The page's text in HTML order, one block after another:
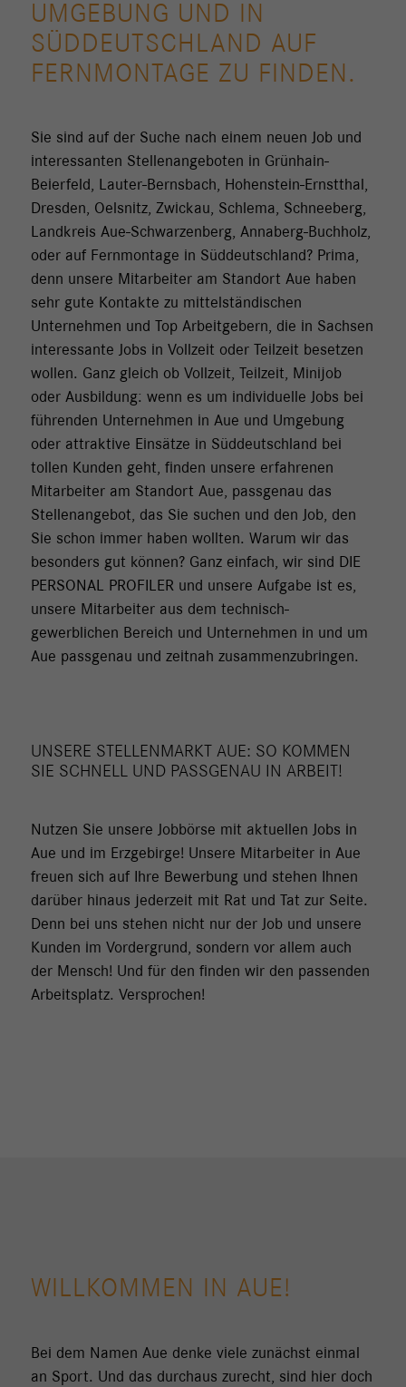
UMGEBUNG UND IN
SÜDDEUTSCHLAND AUF
FERNMONTAGE ZU FINDEN.
Sie sind auf der Suche nach einem neuen Job und
interessanten Stellenangeboten in Grünhain-
Beierfeld, Lauter-Bernsbach, Hohenstein-Ernstthal,
Dresden, Oelsnitz, Zwickau, Schlema, Schneeberg,
Landkreis Aue-Schwarzenberg, Annaberg-Buchholz,
oder auf Fernmontage in Süddeutschland? Prima,
denn unsere Mitarbeiter am Standort Aue haben
sehr gute Kontakte zu mittelständischen
Unternehmen und Top Arbeitgebern, die in Sachsen
interessante Jobs in Vollzeit oder Teilzeit besetzen
wollen. Ganz gleich ob Vollzeit, Teilzeit, Minijob
oder Ausbildung: wenn es um individuelle Jobs bei
führenden Unternehmen in Aue und Umgebung
oder attraktive Einsätze in Süddeutschland bei
tollen Kunden geht, finden unsere erfahrenen
Mitarbeiter am Standort Aue, passgenau das
Stellenangebot, das Sie suchen und den Job, den
Sie schon immer haben wollten. Warum wir das
besonders gut können? Ganz einfach, wir sind DIE
PERSONAL PROFILER und unsere Aufgabe ist es,
unsere Mitarbeiter aus dem technisch-
gewerblichen Bereich und Unternehmen in und um
Aue passgenau und zeitnah zusammenzubringen.
UNSERE STELLENMARKT AUE: SO KOMMEN
SIE SCHNELL UND PASSGENAU IN ARBEIT!
Nutzen Sie unsere Jobbörse mit aktuellen Jobs in
Aue und im Erzgebirge! Unsere Mitarbeiter in Aue
freuen sich auf Ihre Bewerbung und stehen Ihnen
darüber hinaus jederzeit mit Rat und Tat zur Seite.
Denn bei uns stehen nicht nur der Job und unsere
Kunden im Vordergrund, sondern vor allem auch
der Mensch! Und für den finden wir den passenden
Arbeitsplatz. Versprochen!
WILLKOMMEN IN AUE!
Bei dem Namen Aue denke viele zunächst einmal
an Sport. Und das durchaus zurecht, sind hier doch